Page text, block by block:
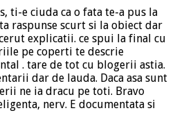
ti-e ciuda ca o fata te-a pus la
raspunse scurt si la obiect dar
explicatii. ce spui la final cu
pe coperti te descrie
. tare de tot cu blogerii astia.
dar de lauda. Daca asa sunt
ne ia dracu pe toti. Bravo
nerv. E documentata si